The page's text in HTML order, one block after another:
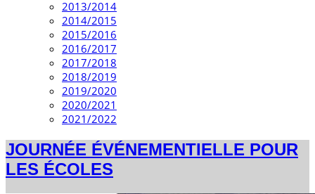
2013/2014
2014/2015
2015/2016
2016/2017
2017/2018
2018/2019
2019/2020
2020/2021
2021/2022
JOURNÉE ÉVÉNEMENTIELLE POUR
LES ÉCOLES